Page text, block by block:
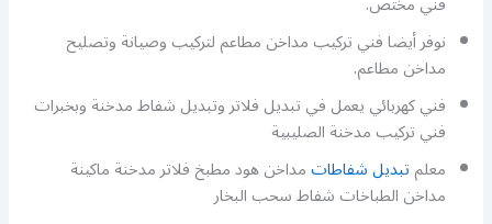
نوفر أيضا فني تركيب مداخن مطاعم لتركيب وصيانة وتصليح
مداخن مطاعم.
فني كهربائي يعمل في تبديل فلاتر وتبديل شفاط مدخنة وبخبرات
فني تركيب مدخنة الصليبية
معلمتبديل شفاطاتمداخن هود مطبخ فلاتر مدخنة ماكينة
مداخن الطباخات شفاط سحب البخار